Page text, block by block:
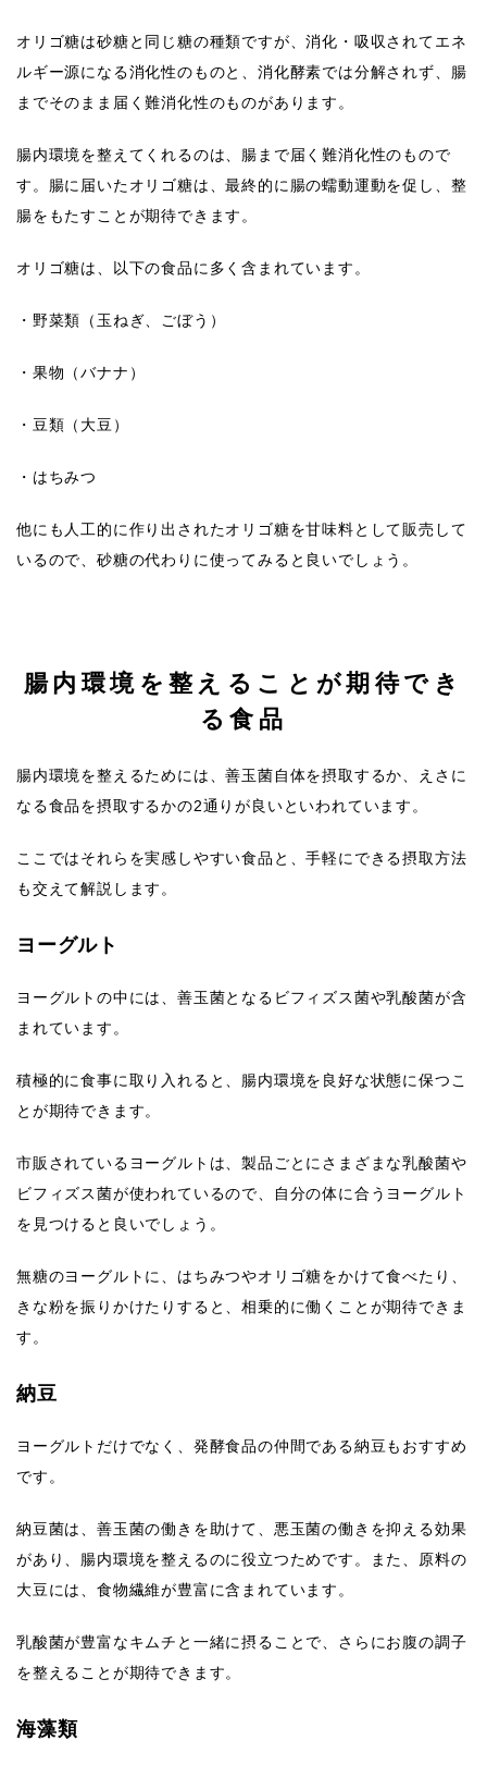
オリゴ糖は砂糖と同じ糖の種類ですが、消化・吸収されてエネ
ルギー源になる消化性のものと、消化酵素では分解されず、腸
までそのまま届く難消化性のものがあります。
腸内環境を整えてくれるのは、腸まで届く難消化性のもので
す。腸に届いたオリゴ糖は、最終的に腸の蠕動運動を促し、整
腸をもたすことが期待できます。
オリゴ糖は、以下の食品に多く含まれています。
・野菜類（玉ねぎ、ごぼう）
・果物（バナナ）
・豆類（大豆）
・はちみつ
他にも人工的に作り出されたオリゴ糖を甘味料として販売して
いるので、砂糖の代わりに使ってみると良いでしょう。
腸内環境を整えることが期待でき
る食品
腸内環境を整えるためには、善玉菌自体を摂取するか、えさに
なる食品を摂取するかの2通りが良いといわれています。
ここではそれらを実感しやすい食品と、手軽にできる摂取方法
も交えて解説します。
ヨーグルト
ヨーグルトの中には、善玉菌となるビフィズス菌や乳酸菌が含
まれています。
積極的に食事に取り入れると、腸内環境を良好な状態に保つこ
とが期待できます。
市販されているヨーグルトは、製品ごとにさまざまな乳酸菌や
ビフィズス菌が使われているので、自分の体に合うヨーグルト
を見つけると良いでしょう。
無糖のヨーグルトに、はちみつやオリゴ糖をかけて食べたり、
きな粉を振りかけたりすると、相乗的に働くことが期待できま
す。
納豆
ヨーグルトだけでなく、発酵食品の仲間である納豆もおすすめ
です。
納豆菌は、善玉菌の働きを助けて、悪玉菌の働きを抑える効果
があり、腸内環境を整えるのに役立つためです。また、原料の
大豆には、食物繊維が豊富に含まれています。
乳酸菌が豊富なキムチと一緒に摂ることで、さらにお腹の調子
を整えることが期待できます。
海藻類